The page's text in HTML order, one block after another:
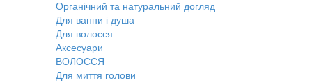
Органічний та натуральний догляд
Для ванни і душа
Для волосся
Аксесуари
ВОЛОССЯ
Для миття голови